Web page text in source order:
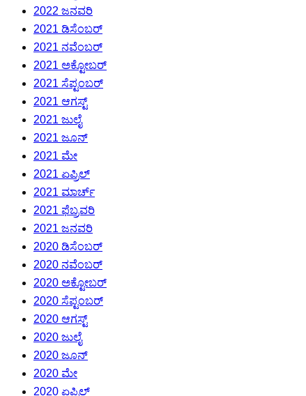
2022 ಜನವರಿ
2021 ಡಿಸೆಂಬರ್
2021 ನವೆಂಬರ್
2021 ಅಕ್ಟೋಬರ್
2021 ಸೆಪ್ಟಂಬರ್
2021 ಆಗಸ್ಟ್
2021 ಜುಲೈ
2021 ಜೂನ್
2021 ಮೇ
2021 ಏಪ್ರಿಲ್
2021 ಮಾರ್ಚ್
2021 ಫೆಬ್ರವರಿ
2021 ಜನವರಿ
2020 ಡಿಸೆಂಬರ್
2020 ನವೆಂಬರ್
2020 ಅಕ್ಟೋಬರ್
2020 ಸೆಪ್ಟಂಬರ್
2020 ಆಗಸ್ಟ್
2020 ಜುಲೈ
2020 ಜೂನ್
2020 ಮೇ
2020 ಏಪ್ರಿಲ್